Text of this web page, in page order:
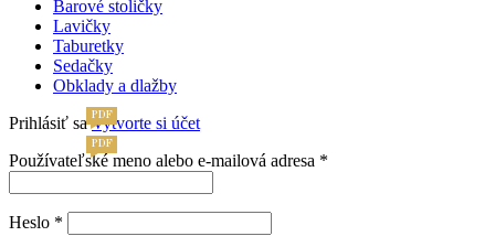
PDF
Barové stoličky
Lavičky
Taburetky
Sedačky
Obklady a dlažby
Prihlásiť saVytvorte si účet
Používateľské meno alebo e-mailová adresa *
Heslo *
PDF